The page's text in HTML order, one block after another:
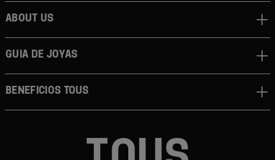
About us
Guia de joyas
Beneficios TOUS